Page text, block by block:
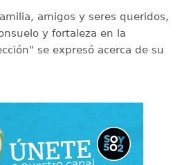
amigos y seres queridos,
y fortaleza en la
se expresó acerca de su